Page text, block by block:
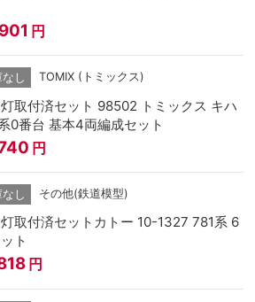
円
し TOMIX (トミックス)
取付済セット 98502 トミックス キハ
0番台 基本4両編成セット
円
し その他(鉄道模型)
取付済セットカトー 10-1327 781系 6
ト
円